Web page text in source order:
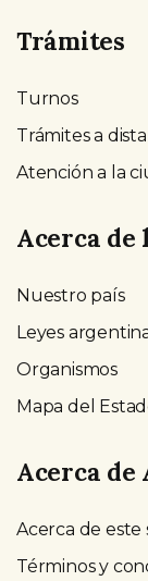
Trámites
Turnos
Trámites a
Atención a la
Acerca de
Nuestro país
Leyes
Organismos
Mapa del
Acerca de
Acerca de este
Términos y